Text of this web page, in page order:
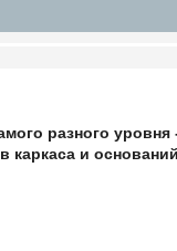
разного
и